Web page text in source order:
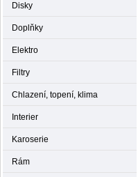
Disky
Doplňky
Elektro
Filtry
Chlazení, topení, klima
Interier
Karoserie
Rám